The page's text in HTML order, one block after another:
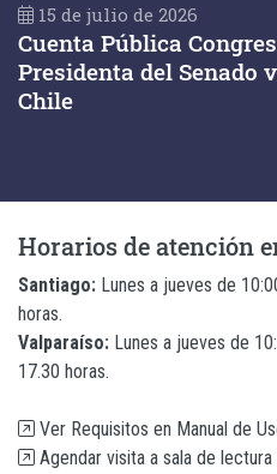
15 de julio de 2026
Cuenta Pública
Presidenta del Senado
Chile
Horarios de atención
Santiago: Lunes a jueves de
horas.
Valparaíso: Lunes a jueves de
17.30 horas.
Ver Requisitos en Manual de
Agendar visita a sala de lectura